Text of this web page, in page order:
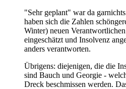
"Sehr geplant" war da
haben sich die Zahlen
Winter) neuen
eingeschätzt und Insolvenz
anders verantworten.
Übrigens: diejenigen, die die
sind Bauch und Georgie -
Dreck beschmissen werden.